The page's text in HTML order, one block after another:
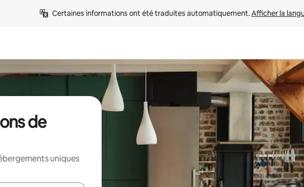
Certaines informations ont été traduites automatiquement. Afficher la
de
uniques